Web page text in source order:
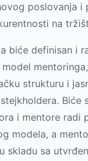
poslovanja i
na
biće definisan i
strukturu i
Biće
i mentore radi
modela, a
skladu sa